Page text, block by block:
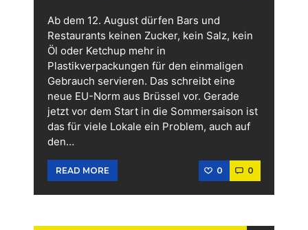
Ab dem 12. August dürfen Bars und
Restaurants keinen Zucker, kein Salz, kein
Öl oder Ketchup mehr in
Plastikverpackungen für den einmaligen
Gebrauch servieren. Das schreibt eine
neue EU-Norm aus Brüssel vor. Gerade
jetzt vor dem Start in die Sommersaison ist
das für viele Lokale ein Problem, auch auf
den…
READ MORE 0 0